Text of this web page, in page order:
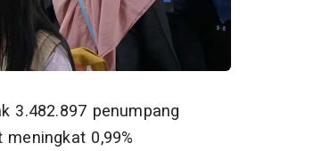
3.482.897 penumpang
0,99%